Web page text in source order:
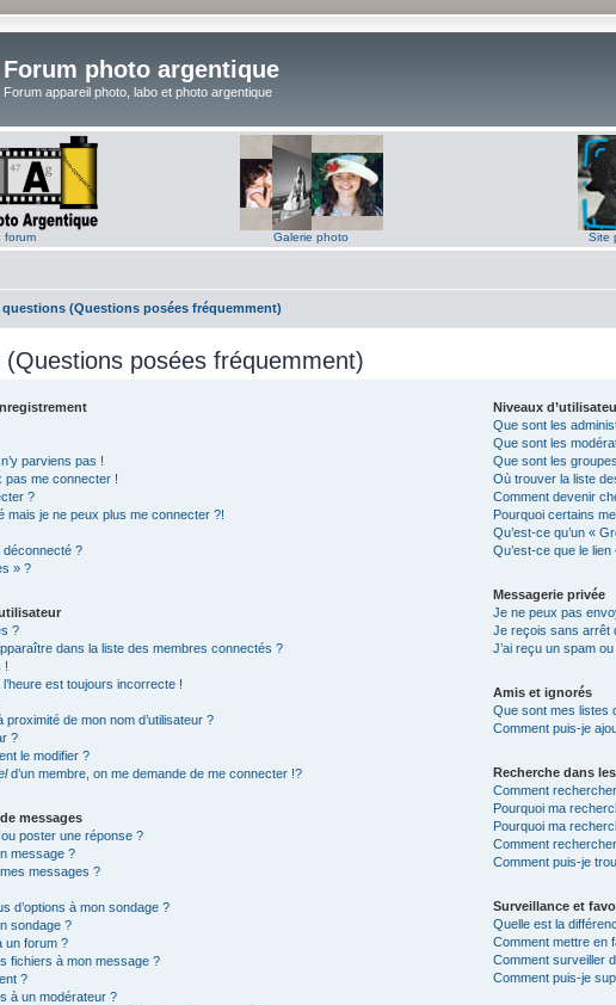
Forum photo argentique
Forum appareil photo, labo et photo argentique
forum Galerie photo Site
questions (Questions posées fréquemment)
posées fréquemment)
parviens pas !
pas me connecter !
?
mais je ne peux plus me connecter ?!
déconnecté ?
» ?
?
dans la liste des membres connectés ?
!
est toujours incorrecte !
de mon nom d’utilisateur ?
?
le modifier ?
d’un membre, on me demande de me connecter !?
messages
poster une réponse ?
message ?
messages ?
d’options à mon sondage ?
sondage ?
un forum ?
fichiers à mon message ?
?
à un modérateur ?
Niveaux
Que sont les
Que sont les
Que sont les
Où trouver la liste
Comment devenir
Pourquoi certains
Qu’est-ce qu’un «
Qu’est-ce que le lien
Messagerie privée
Je ne peux pas
Je reçois sans arrêt
J’ai reçu un spam
Amis et ignorés
Que sont mes listes
Comment puis-je
Recherche dans
Comment
Pourquoi ma
Pourquoi ma
Comment
Comment puis-je
Surveillance et
Quelle est la
Comment mettre en
Comment surveiller
Comment puis-je